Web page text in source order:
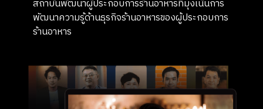
สถาบันพัฒนาผู้ประกอบการร้านอาหารที่มุ่งเน้นการ
พัฒนาความรู้ด้านธุรกิจร้านอาหารของผู้ประกอบการ
ร้านอาหาร